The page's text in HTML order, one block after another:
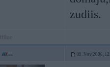
zudiis.
09. Nov 2006,